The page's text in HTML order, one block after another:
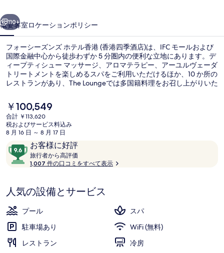
ズ
ホ
テ
ル
香
港
(香
港
四
店)
の
写
真
次へ
110+
概要客室ロケーションポリシー
フォーシーズンズ ホテル香港 (香港四季酒店)は、IFC モールおよび
国際金融中心から徒歩わずか 5 分圏内の便利な立地にあります。デ
ィープティシュー マッサージ、アロマテラピー、アーユルヴェーダ
トリートメントを楽しめるスパをご利用いただけるほか、10 か所の
レストランがあり、The Loungeでは多国籍料理をお召し上がりいた
ル、プールサイドバー、および24 時間営業のフィットネスセンタ
ーがあります。この宿泊施設からは歩いてすぐ公共交通機関を利用
できます。租庇利街電車站までは 8 分、機利文街電車站までは 8 分
です。
現
在
の
料
は
￥100,549
￥100,549
合計 ￥113,620
税およびサービス料込み
8 月 16 日 ～ 8 月 17 日
口
コ
ミ
お客様に好評
10
段
階
9.6、
お
客
様
に
好
旅行者から高評価
行
ら
1,007 件の口コミをすべて表示
人気の設備とサービス
プール
スパ
駐車場あり
WiFi (無料)
レストラン
冷房